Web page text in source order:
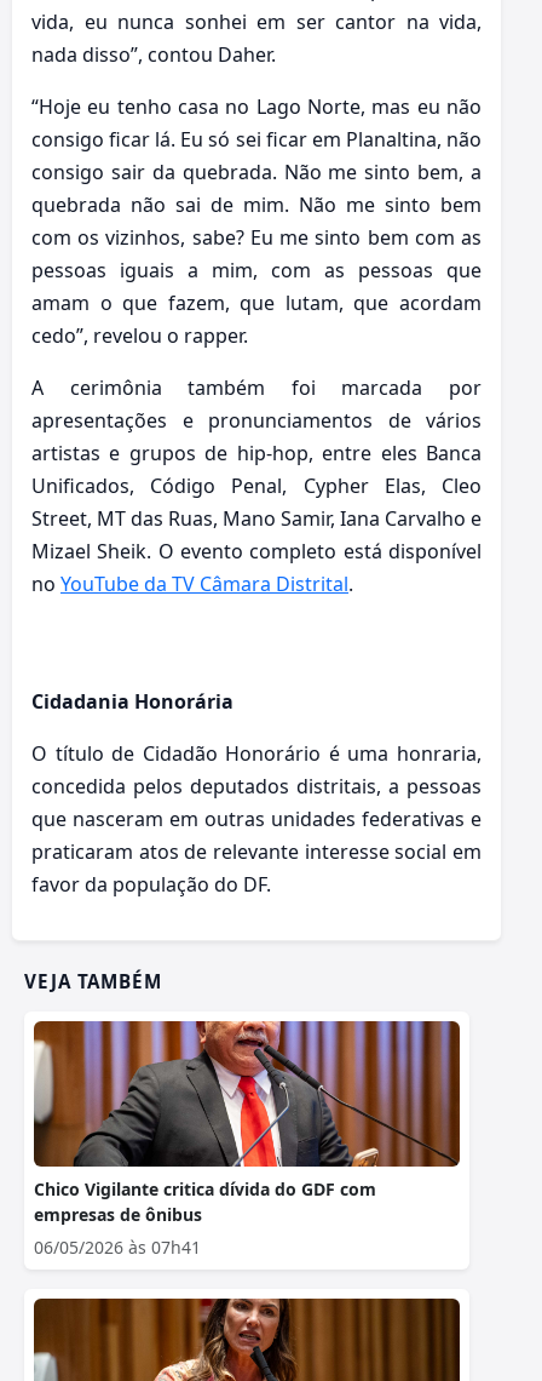
vida, eu nunca sonhei em ser cantor na vida,
nada disso”, contou Daher.
“Hoje eu tenho casa no Lago Norte, mas eu não
consigo ficar lá. Eu só sei ficar em Planaltina, não
consigo sair da quebrada. Não me sinto bem, a
quebrada não sai de mim. Não me sinto bem
com os vizinhos, sabe? Eu me sinto bem com as
pessoas iguais a mim, com as pessoas que
amam o que fazem, que lutam, que acordam
cedo”, revelou o rapper.
A cerimônia também foi marcada por
apresentações e pronunciamentos de vários
artistas e grupos de hip-hop, entre eles Banca
Unificados, Código Penal, Cypher Elas, Cleo
Street, MT das Ruas, Mano Samir, Iana Carvalho e
Mizael Sheik. O evento completo está disponível
no YouTube da TV Câmara Distrital.
Cidadania Honorária
O título de Cidadão Honorário é uma honraria,
concedida pelos deputados distritais, a pessoas
que nasceram em outras unidades federativas e
praticaram atos de relevante interesse social em
favor da população do DF.
VEJA TAMBÉM
Chico Vigilante critica dívida do GDF com
empresas de ônibus
06/05/2026 às 07h41